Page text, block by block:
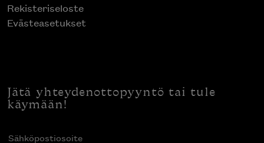
Rekisteriseloste
Evästeasetukset
Jätä yhteydenottopyyntö tai tule
käymään!
Sähköpostiosoite(Pakollinen)